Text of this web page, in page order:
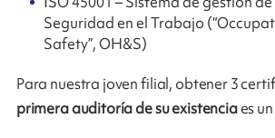
Seguridad en el Trabajo
Safety”, OH&S)
Para nuestra joven filial, obtener 3
primera auditoría de su existenciaes